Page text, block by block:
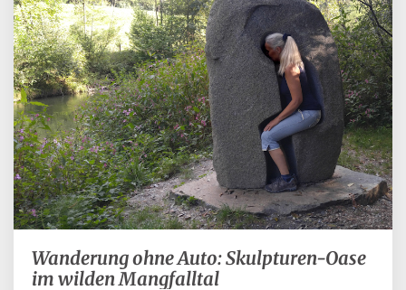
Wanderung
ohne
Wanderung ohne Auto: Skulpturen-Oase
im wilden Mangfalltal